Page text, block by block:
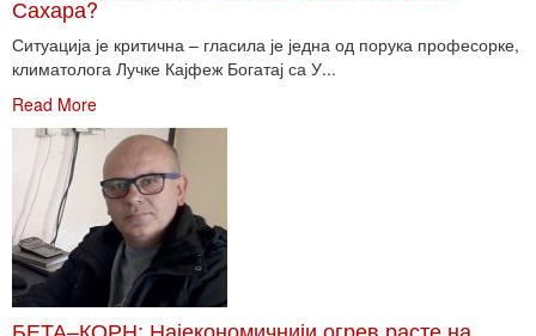
Сахара?
Ситуација је критична – гласила је једна од порука професорке,
климатолога Лучке Кајфеж Богатај са У...
Read More